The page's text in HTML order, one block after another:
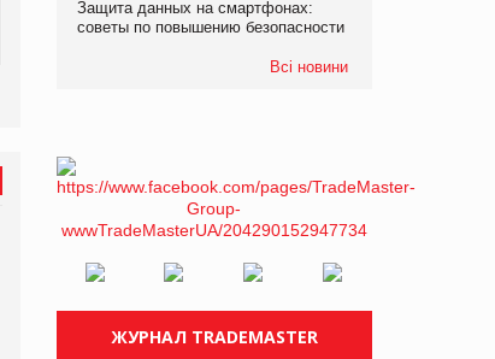
У Євросоюзі набули
чинності нові правила
Рекламна платформа
вимагає від Google
Защита данных на смартфонах:
советы по повышению безопасности
Всі новини
ЖУРНАЛ TRADEMASTER